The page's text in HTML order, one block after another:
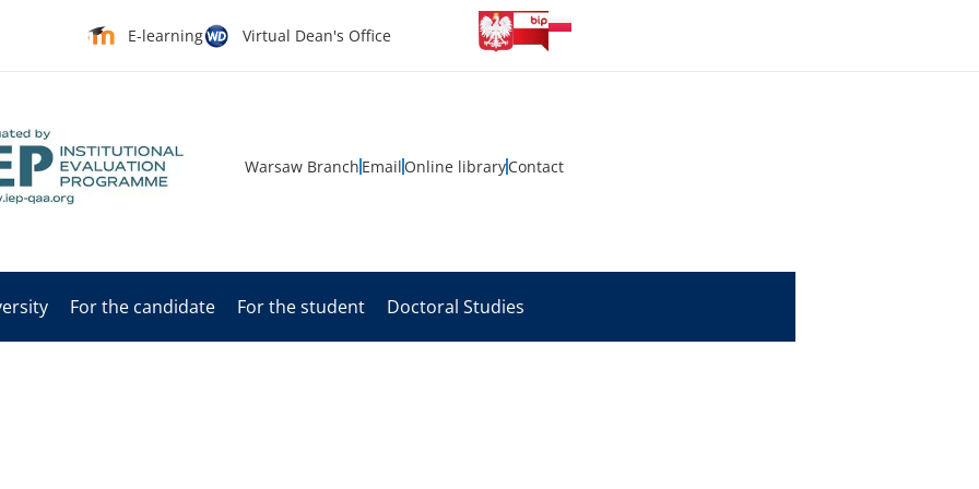
E-learning Virtual Dean's Office
Warsaw Branch Email Online libraryContact
For the candidate For the student Doctoral Studies